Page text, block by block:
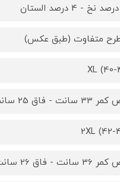
XL (40-
سانت - فاق 25 سانت
2XL (42-
سانت - فاق 26 سانت